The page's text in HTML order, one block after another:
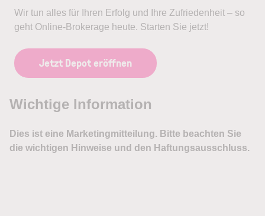
Wir tun alles für Ihren Erfolg und Ihre Zufriedenheit – so
geht Online-Brokerage heute. Starten Sie jetzt!
Jetzt Depot eröffnen